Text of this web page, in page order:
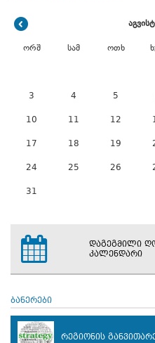
ორშ სამ ოთხ
3 4 5
10 11 12
17 18 19
24 25 26
31
დაგეგმილი
კალენდარი
ბანერები
რეგიონის